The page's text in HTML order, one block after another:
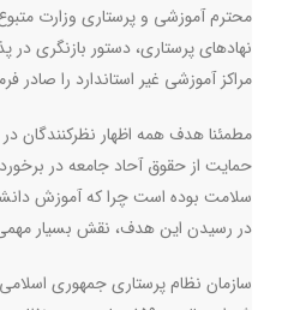
محترم آموزشی و پرستاری وزارت
نهادهای پرستاری، دستور بازنگری
مراکز آموزشی غیر استاندارد را صادر
مطمئنا هدف همه اظهار نظرکنندگان
حمایت از حقوق آحاد جامعه در
سلامت بوده است چرا که آموزش
در رسیدن این هدف، نقش بسیار
سازمان نظام پرستاری جمهوری اسلامی